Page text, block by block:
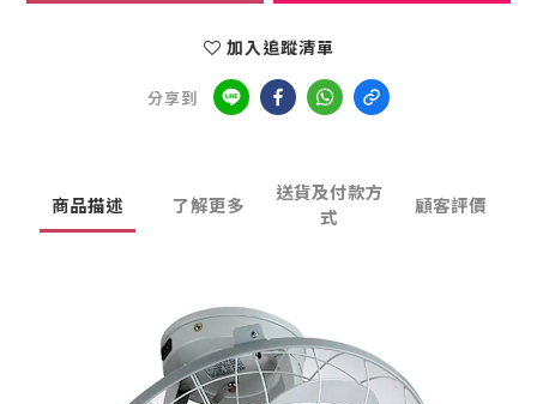
加入追蹤清單
分享到
商品描述 了解更多
送貨及付款方
式
顧客評價